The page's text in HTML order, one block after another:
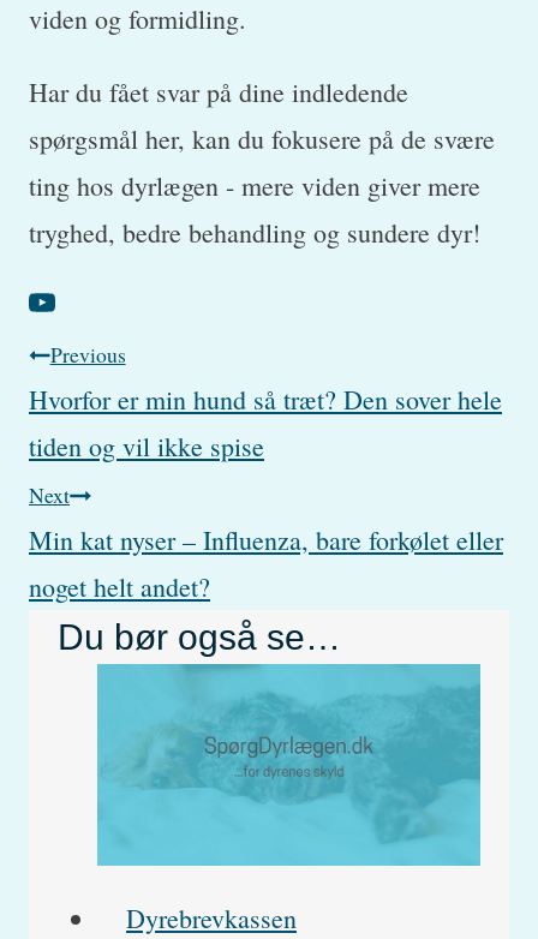
viden og formidling.
Har du fået svar på dine indledende
spørgsmål her, kan du fokusere på de svære
ting hos dyrlægen - mere viden giver mere
tryghed, bedre behandling og sundere dyr!
Post
navigation
Previous
Hvorfor er min hund så træt? Den sover hele
tiden og vil ikke spise
Next
Min kat nyser – Influenza, bare forkølet eller
noget helt andet?
Du bør også se…
Dyrebrevkassen